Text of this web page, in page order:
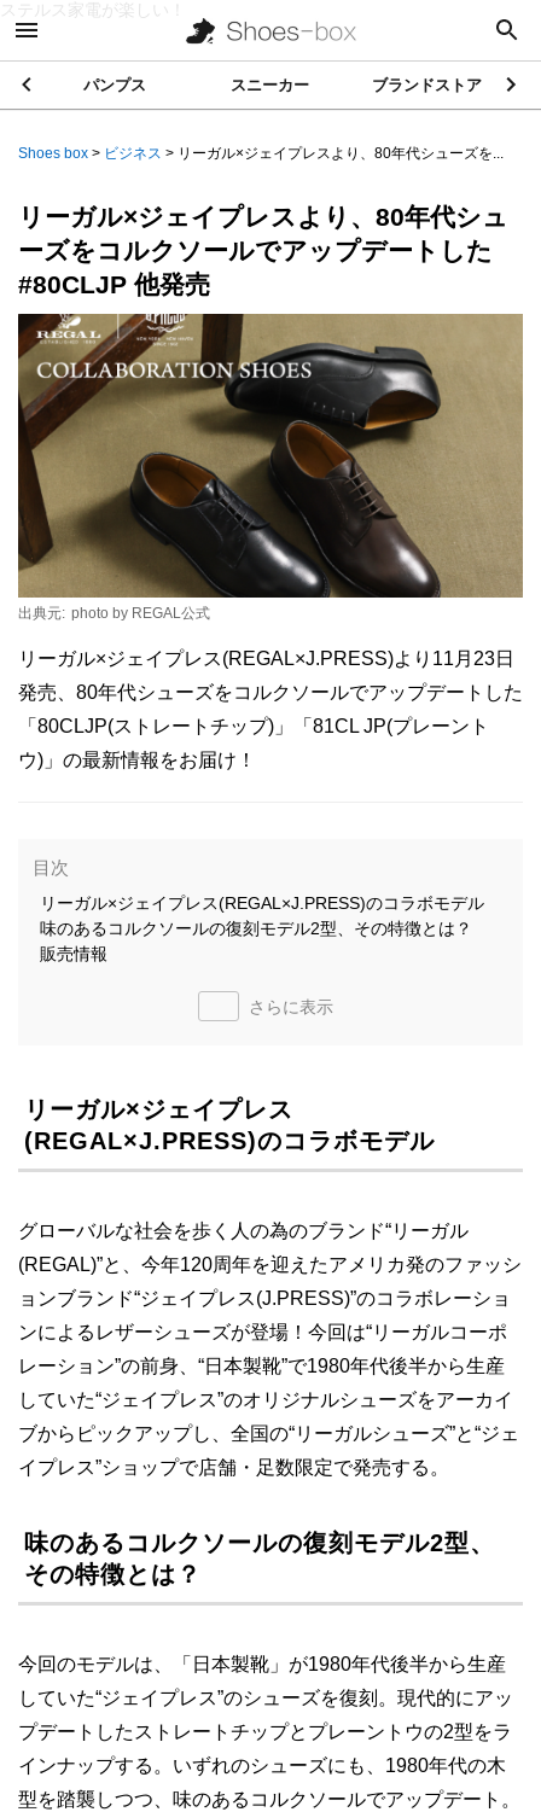
ステルス家電が楽しい！
パンプス スニーカー ブランドストア
Shoes box > ビジネス > リーガル×ジェイプレスより、80年代シューズを...
リーガル×ジェイプレスより、80年代シュ
ーズをコルクソールでアップデートした
#80CLJP 他発売
出典元: photo by REGAL公式
リーガル×ジェイプレス(REGAL×J.PRESS)より11月23日
発売、80年代シューズをコルクソールでアップデートした
「80CLJP(ストレートチップ)」「81CL JP(プレーント
ウ)」の最新情報をお届け！
目次
リーガル×ジェイプレス(REGAL×J.PRESS)のコラボモデル
味のあるコルクソールの復刻モデル2型、その特徴とは？
販売情報
さらに表示
リーガル×ジェイプレス
(REGAL×J.PRESS)のコラボモデル
グローバルな社会を歩く人の為のブランド“リーガル
(REGAL)”と、今年120周年を迎えたアメリカ発のファッシ
ョンブランド“ジェイプレス(J.PRESS)”のコラボレーショ
ンによるレザーシューズが登場！今回は“リーガルコーポ
レーション”の前身、“日本製靴”で1980年代後半から生産
していた“ジェイプレス”のオリジナルシューズをアーカイ
ブからピックアップし、全国の“リーガルシューズ”と“ジェ
イプレス”ショップで店舗・足数限定で発売する。
味のあるコルクソールの復刻モデル2型、
その特徴とは？
今回のモデルは、「日本製靴」が1980年代後半から生産
していた“ジェイプレス”のシューズを復刻。現代的にアッ
プデートしたストレートチップとプレーントウの2型をラ
インナップする。いずれのシューズにも、1980年代の木
型を踏襲しつつ、味のあるコルクソールでアップデート。